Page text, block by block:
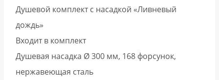
Душевой комплект с насадкой «Ливневый
дождь»
Входит в комплект
Душевая насадка Ø 300 мм, 168 форсунок,
нержавеющая сталь